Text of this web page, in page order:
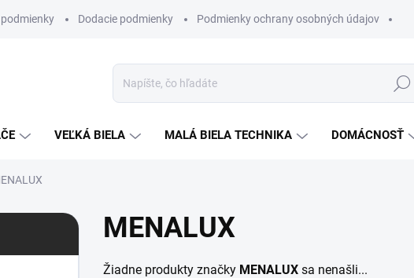
Dodacie podmienky Podmienky ochrany osobných údajov
Hľadať
VEĽKÁ BIELA MALÁ BIELA TECHNIKA DOMÁCNOSŤ
MENALUX
Žiadne produkty značky MENALUX sa nenašli...